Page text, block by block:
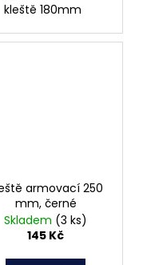
kleště 180mm
armovací 250
mm, černé
Skladem (3 ks)
145 Kč